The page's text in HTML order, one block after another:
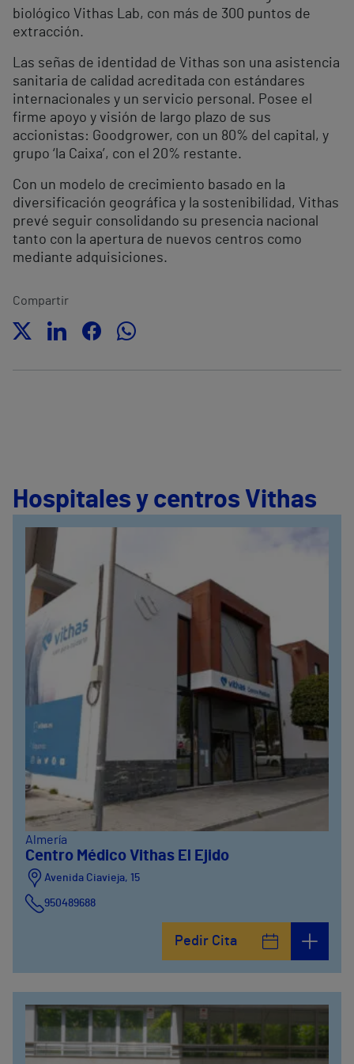
biológico Vithas Lab, con más de 300 puntos de
extracción.
Las señas de identidad de Vithas son una asistencia
sanitaria de calidad acreditada con estándares
internacionales y un servicio personal. Posee el
firme apoyo y visión de largo plazo de sus
accionistas: Goodgrower, con un 80% del capital, y
grupo ‘la Caixa’, con el 20% restante.
Con un modelo de crecimiento basado en la
diversificación geográfica y la sostenibilidad, Vithas
prevé seguir consolidando su presencia nacional
tanto con la apertura de nuevos centros como
mediante adquisiciones.
Compartir
Hospitales y centros Vithas
Almería
Centro Médico Vithas El Ejido
Avenida Ciavieja, 15
950489688
Pedir Cita